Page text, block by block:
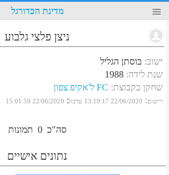
מדינת הכדורגל
ניצן פלצי גלבוע
ישוב: בוסתן הגליל
שנת לידה:
1988
שחקן בקבוצת: FC ל'אקיפ צפון
רישום:
22/06/2020 13:19:17 עדכון:
22/06/2020 15:01:59
סה"כ 0 תמונות
נתונים אישיים